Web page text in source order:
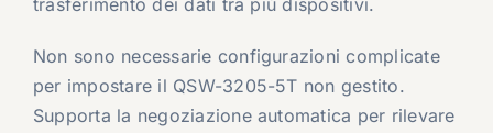
trasferimento dei dati tra più dispositivi.
Non sono necessarie configurazioni complicate
per impostare il QSW-3205-5T non gestito.
Supporta la negoziazione automatica per rilevare